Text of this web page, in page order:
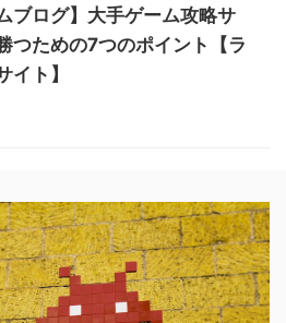
ブログ】大手ゲーム攻略サ
つための7つのポイント【ラ
イト】